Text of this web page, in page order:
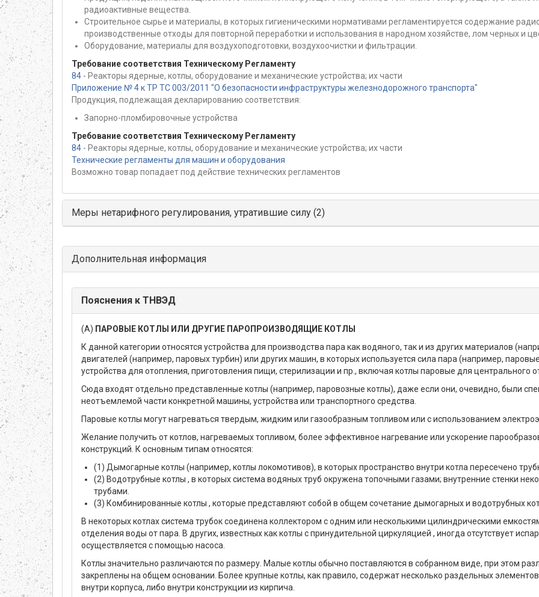
радиоактивные вещества.
Строительное сырье и материалы, в которых гигиеническими нормативами регламентируется содержание
производственные отходы для повторной переработки и использования в народном хозяйстве, лом черных и
Оборудование, материалы для воздухоподготовки, воздухоочистки и фильтрации.
Требование соответствия Техническому Регламенту
84 - Реакторы ядерные, котлы, оборудование и механические устройства; их части
Приложение № 4 к ТР ТС 003/2011 "О безопасности инфраструктуры железнодорожного транспорта"
Продукция, подлежащая декларированию соответствия:
Запорно-пломбировочные устройства
Требование соответствия Техническому Регламенту
84 - Реакторы ядерные, котлы, оборудование и механические устройства; их части
Технические регламенты для машин и оборудования
Возможно товар попадает под действие технических регламентов
Меры нетарифного регулирования, утратившие силу (2)
Дополнительная информация
Пояснения к ТНВЭД
(А) ПАРОВЫЕ КОТЛЫ ИЛИ ДРУГИЕ ПАРОПРОИЗВОДЯЩИЕ КОТЛЫ
К данной категории относятся устройства для производства пара как водяного, так и из других материалов
двигателей (например, паровых турбин) или других машин, в которых используется сила пара (например,
устройства для отопления, приготовления пищи, стерилизации и пр., включая котлы паровые для центрального
Сюда входят отдельно представленные котлы (например, паровозные котлы), даже если они, очевидно, были
неотъемлемой части конкретной машины, устройства или транспортного средства.
Паровые котлы могут нагреваться твердым, жидким или газообразным топливом или с использованием
Желание получить от котлов, нагреваемых топливом, более эффективное нагревание или ускорение
конструкций. К основным типам относятся:
(1) Дымогарные котлы (например, котлы локомотивов), в которых пространство внутри котла пересечено
(2) Водотрубные котлы , в которых система водяных труб окружена топочными газами; внутренние стенки
трубами.
(3) Комбинированные котлы , которые представляют собой в общем сочетание дымогарных и водотрубных
В некоторых котлах система трубок соединена коллектором с одним или несколькими цилиндрическими
отделения воды от пара. В других, известных как котлы с принудительной циркуляцией , иногда отсутствует
осуществляется с помощью насоса.
Котлы значительно различаются по размеру. Малые котлы обычно поставляются в собранном виде, при этом
закреплены на общем основании. Более крупные котлы, как правило, содержат несколько раздельных
внутри корпуса, либо внутри конструкции из кирпича.